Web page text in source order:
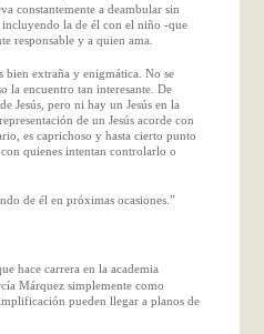
constantemente a deambular sin
incluyendo la de él con el niño -que
responsable y a quien ama.
bien extraña y enigmática. No se
la encuentro tan interesante. De
Jesús, pero ni hay un Jesús en la
de un Jesús acorde con
es caprichoso y hasta cierto punto
quienes intentan controlarlo o
de él en próximas ocasiones.”
hace carrera en la academia
Márquez simplemente como
pueden llegar a planos de